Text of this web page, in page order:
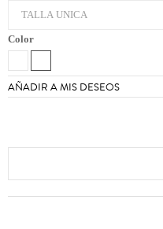
Color
AÑADIR A MIS DESEOS